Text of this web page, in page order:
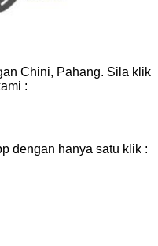
Chini, Pahang. Sila klik
:
dengan hanya satu klik :